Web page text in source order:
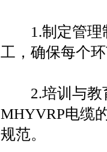
1.制定管理
工，确保每个
2.培训与教育
MHYVRP电缆
规范。